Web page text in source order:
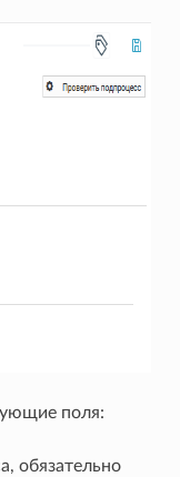
поля:
обязательно